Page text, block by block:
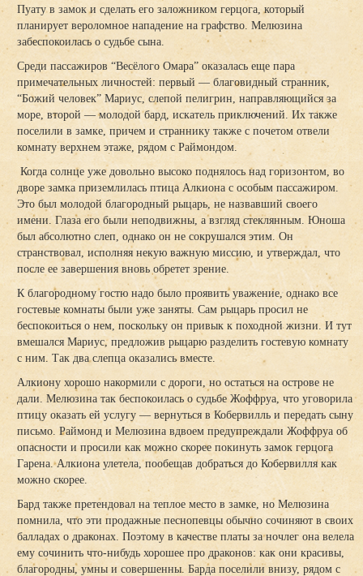
Пуату в замок и сделать его заложником герцога, который
планирует вероломное нападение на графство. Мелюзина
забеспокоилась о судьбе сына.
Среди пассажиров “Весёлого Омара” оказалась еще пара
примечательных личностей: первый — благовидный странник,
“Божий человек” Мариус, слепой пелигрин, направляющийся за
море, второй — молодой бард, искатель приключений. Их также
поселили в замке, причем и страннику также с почетом отвели
комнату верхнем этаже, рядом с Раймондом.
Когда солнце уже довольно высоко поднялось над горизонтом, во
дворе замка приземлилась птица Алкиона с особым пассажиром.
Это был молодой благородный рыцарь, не назвавший своего
имени. Глаза его были неподвижны, а взгляд стеклянным. Юноша
был абсолютно слеп, однако он не сокрушался этим. Он
странствовал, исполняя некую важную миссию, и утверждал, что
после ее завершения вновь обретет зрение.
К благородному гостю надо было проявить уважение, однако все
гостевые комнаты были уже заняты. Сам рыцарь просил не
беспокоиться о нем, поскольку он привык к походной жизни. И тут
вмешался Мариус, предложив рыцарю разделить гостевую комнату
с ним. Так два слепца оказались вместе.
Алкиону хорошо накормили с дороги, но остаться на острове не
дали. Мелюзина так беспокоилась о судьбе Жоффруа, что уговорила
птицу оказать ей услугу — вернуться в Кобервилль и передать сыну
письмо. Раймонд и Мелюзина вдвоем предупреждали Жоффруа об
опасности и просили как можно скорее покинуть замок герцога
Гарена. Алкиона улетела, пообещав добраться до Кобервилля как
можно скорее.
Бард также претендовал на теплое место в замке, но Мелюзина
помнила, что эти продажные песнопевцы обычно сочиняют в своих
балладах о драконах. Поэтому в качестве платы за ночлег она велела
ему сочинить что-нибудь хорошее про драконов: как они красивы,
благородны, умны и совершенны. Барда поселили внизу, рядом с